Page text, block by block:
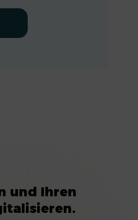
und Ihren